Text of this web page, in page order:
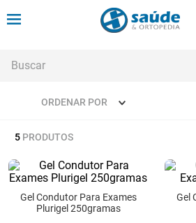
ORDENAR POR
5 PRODUTOS
Gel Condutor Para Exames
Plurigel 250gramas
Gel
1º
andadores
2º
meia compressao
º
cadeira rodas
bota imobilizadora